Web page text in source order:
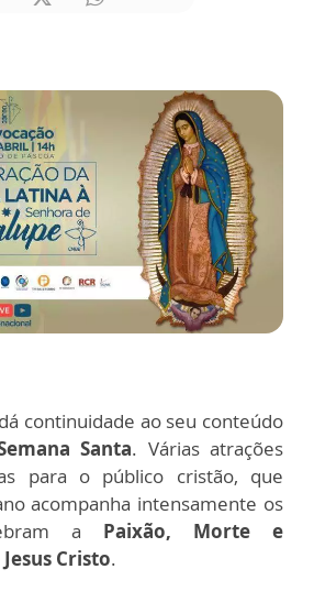
dá continuidade ao seu conteúdo
Santa. Várias atrações
para o público cristão, que
acompanha intensamente os
a Paixão, Morte e
Cristo.